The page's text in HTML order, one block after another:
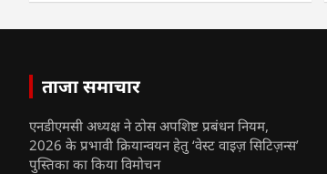
ताजा समाचार
एनडीएमसी अध्यक्ष ने ठोस अपशिष्ट प्रबंधन नियम,
2026 के प्रभावी क्रियान्वयन हेतु ‘वेस्ट वाइज़ सिटिज़न्स’
पुस्तिका का किया विमोचन